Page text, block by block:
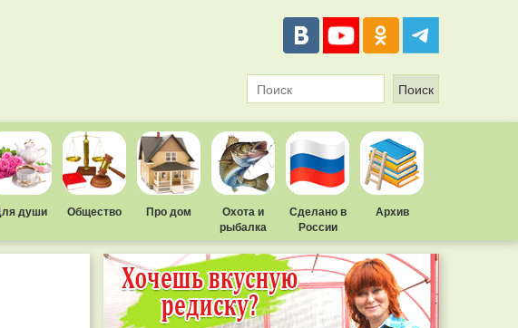
души Общество Про дом
Охота и
рыбалка
Сделано в
России
Архив